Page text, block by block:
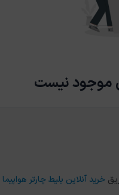
موجود نیست
خرید آنلاین بلیط چارتر هواپیما